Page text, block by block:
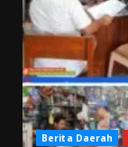
Berita Daerah